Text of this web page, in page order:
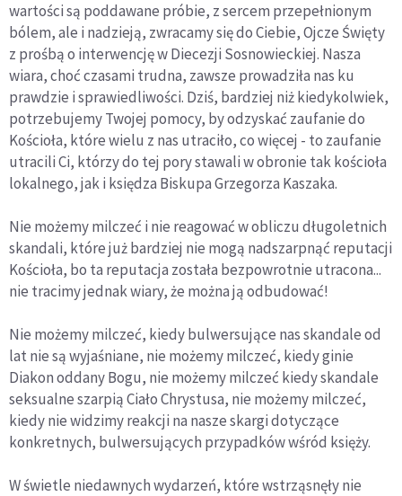
wartości są poddawane próbie, z sercem przepełnionym
bólem, ale i nadzieją, zwracamy się do Ciebie, Ojcze Święty
z prośbą o interwencję w Diecezji Sosnowieckiej. Nasza
wiara, choć czasami trudna, zawsze prowadziła nas ku
prawdzie i sprawiedliwości. Dziś, bardziej niż kiedykolwiek,
potrzebujemy Twojej pomocy, by odzyskać zaufanie do
Kościoła, które wielu z nas utraciło, co więcej - to zaufanie
utracili Ci, którzy do tej pory stawali w obronie tak kościoła
lokalnego, jak i księdza Biskupa Grzegorza Kaszaka.
Nie możemy milczeć i nie reagować w obliczu długoletnich
skandali, które już bardziej nie mogą nadszarpnąć reputacji
Kościoła, bo ta reputacja została bezpowrotnie utracona...
nie tracimy jednak wiary, że można ją odbudować!
Nie możemy milczeć, kiedy bulwersujące nas skandale od
lat nie są wyjaśniane, nie możemy milczeć, kiedy ginie
Diakon oddany Bogu, nie możemy milczeć kiedy skandale
seksualne szarpią Ciało Chrystusa, nie możemy milczeć,
kiedy nie widzimy reakcji na nasze skargi dotyczące
konkretnych, bulwersujących przypadków wśród księży.
W świetle niedawnych wydarzeń, które wstrząsnęły nie